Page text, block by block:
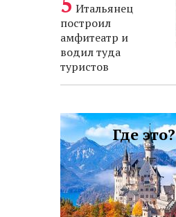
Итальянец
построил
амфитеатр и
водил туда
туристов
Где это?